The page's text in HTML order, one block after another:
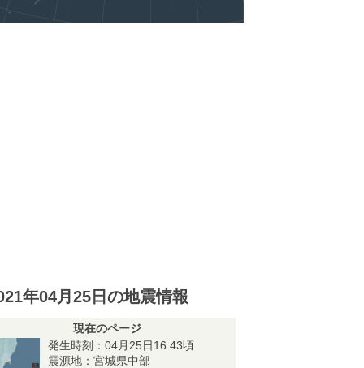
年04月25日の地震情報
現在のページ
発生時刻：04月25日16:43頃
震源地：宮城県中部